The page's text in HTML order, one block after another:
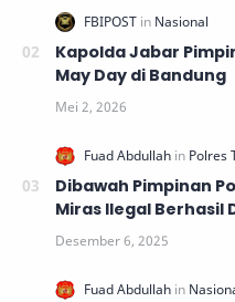
Kapolda Jabar
May Day di Bandung
Dibawah Pimpinan
Miras Ilegal Berhasil